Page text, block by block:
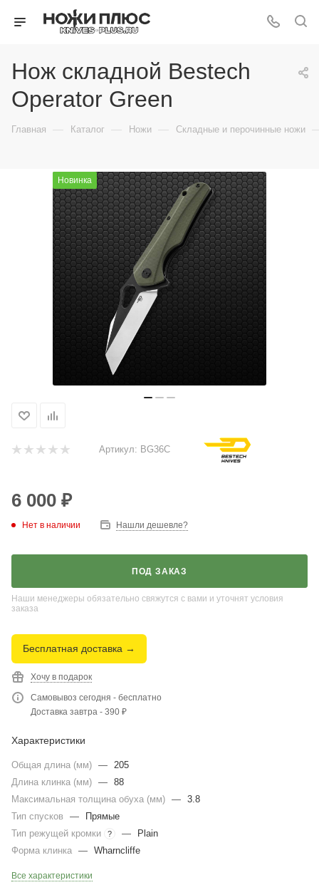
Нож складной Bestech
Operator Green
Главная — Каталог — Ножи — Складные и перочинные ножи
Новинка
Артикул: BG36C
6 000 ₽
Нет в наличии Нашли дешевле?
ПОД ЗАКАЗ
Наши менеджеры обязательно свяжутся с вами и уточнят условия
заказа
Бесплатная доставка →
Хочу в подарок
Самовывоз сегодня - бесплатно
Доставка завтра - 390 ₽
Характеристики
Общая длина (мм) — 205
Длина клинка (мм) — 88
Максимальная толщина обуха (мм) — 3.8
Тип спусков
—
Прямые
Тип режущей кромки
? —
Plain
Форма клинка — Wharncliffe
Все характеристики